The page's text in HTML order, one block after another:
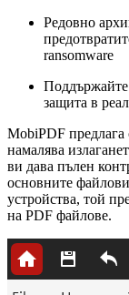
Редовно
ransomware
Поддържайте
защита в
MobiPDF предлага
намалява
ви дава пълен
основните
устройства, той
на PDF файлове.